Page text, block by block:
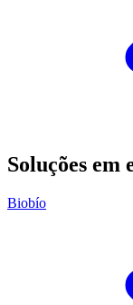
Soluções em
Biobío